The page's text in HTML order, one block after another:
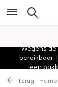
Wegens de
bereikbaar.
een
Terug Home